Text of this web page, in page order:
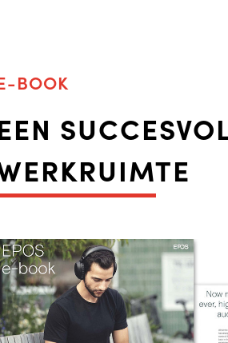
BOOK